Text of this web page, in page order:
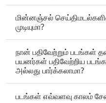
மின்னஞ்சல்
முடியுமா?
நான் பதிவேற்றும் படங்கள்
பயனர்கள் பதிவேற்றிய
அல்லது பார்க்கலாமா?
படங்கள் எவ்வளவு காலம்